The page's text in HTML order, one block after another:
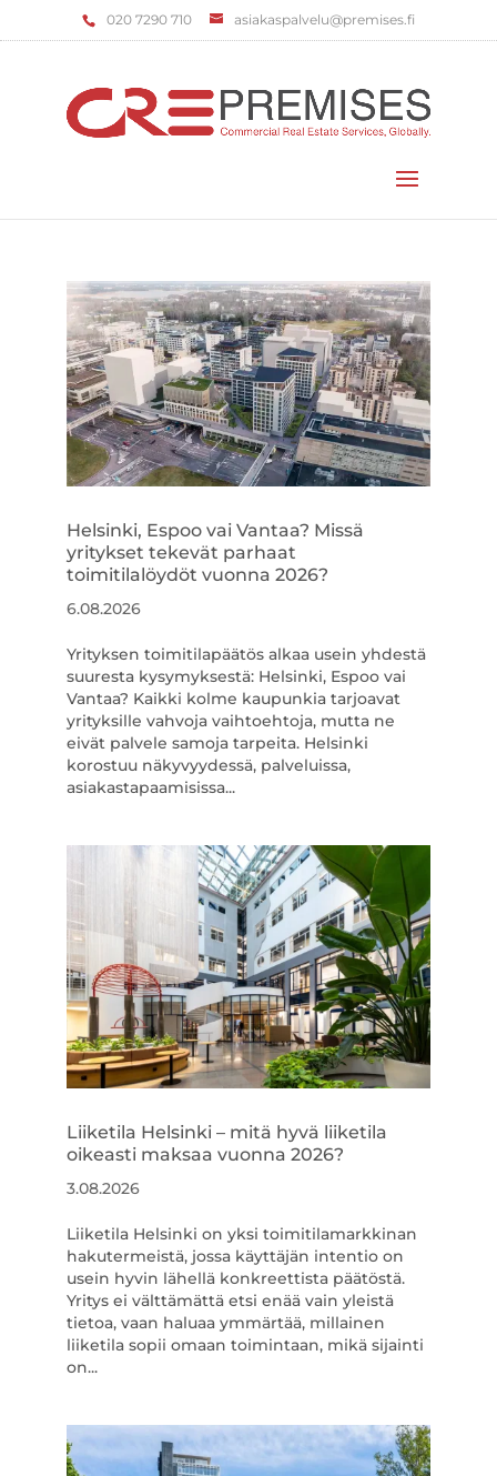
‌020 7290 710 asiakaspalvelu@premises.fi
Helsinki, Espoo vai Vantaa? Missä
yritykset tekevät parhaat
toimitilalöydöt vuonna 2026?
6.08.2026
Yrityksen toimitilapäätös alkaa usein yhdestä
suuresta kysymyksestä: Helsinki, Espoo vai
Vantaa? Kaikki kolme kaupunkia tarjoavat
yrityksille vahvoja vaihtoehtoja, mutta ne
eivät palvele samoja tarpeita. Helsinki
korostuu näkyvyydessä, palveluissa,
asiakastapaamisissa...
Liiketila Helsinki – mitä hyvä liiketila
oikeasti maksaa vuonna 2026?
3.08.2026
Liiketila Helsinki on yksi toimitilamarkkinan
hakutermeistä, jossa käyttäjän intentio on
usein hyvin lähellä konkreettista päätöstä.
Yritys ei välttämättä etsi enää vain yleistä
tietoa, vaan haluaa ymmärtää, millainen
liiketila sopii omaan toimintaan, mikä sijainti
on...